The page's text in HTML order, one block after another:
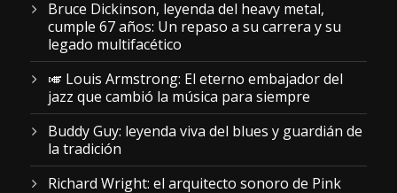
Bruce Dickinson, leyenda del heavy metal,
cumple 67 años: Un repaso a su carrera y su
legado multifacético
🎺 Louis Armstrong: El eterno embajador del
jazz que cambió la música para siempre
Buddy Guy: leyenda viva del blues y guardián de
la tradición
Richard Wright: el arquitecto sonoro de Pink